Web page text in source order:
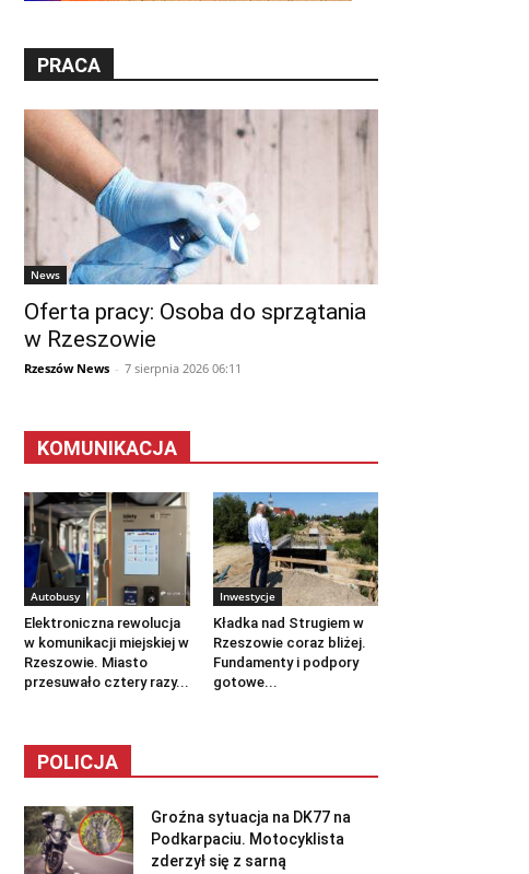
PRACA
News
Oferta pracy: Osoba do sprzątania
w Rzeszowie
Rzeszów News - 7 sierpnia 2026 06:11
KOMUNIKACJA
Autobusy
Elektroniczna rewolucja
w komunikacji miejskiej w
Rzeszowie. Miasto
przesuwało cztery razy...
Inwestycje
Kładka nad Strugiem w
Rzeszowie coraz bliżej.
Fundamenty i podpory
gotowe...
POLICJA
Groźna sytuacja na DK77 na
Podkarpaciu. Motocyklista
zderzył się z sarną